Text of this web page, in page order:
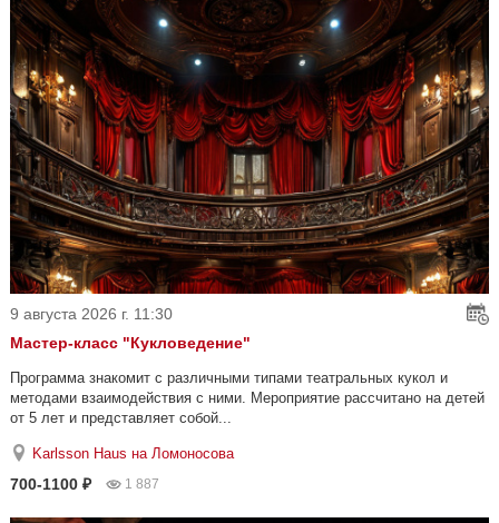
9 августа 2026 г. 11:30
Мастер-класс "Кукловедение"
Программа знакомит с различными типами театральных кукол и
методами взаимодействия с ними. Мероприятие рассчитано на детей
от 5 лет и представляет собой...
Karlsson Haus на Ломоносова
700-1100 ₽ 1 887